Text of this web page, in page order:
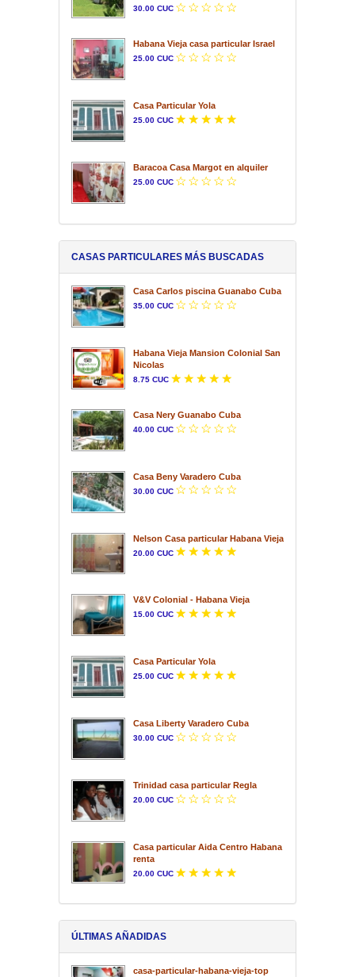
30.00 CUC
Habana Vieja casa particular Israel
25.00 CUC
Casa Particular Yola
25.00 CUC
Baracoa Casa Margot en alquiler
25.00 CUC
CASAS PARTICULARES MÁS BUSCADAS
Casa Carlos piscina Guanabo Cuba
35.00 CUC
Habana Vieja Mansion Colonial San
Nicolas
8.75 CUC
Casa Nery Guanabo Cuba
40.00 CUC
Casa Beny Varadero Cuba
30.00 CUC
Nelson Casa particular Habana Vieja
20.00 CUC
V&V Colonial - Habana Vieja
15.00 CUC
Casa Particular Yola
25.00 CUC
Casa Liberty Varadero Cuba
30.00 CUC
Trinidad casa particular Regla
20.00 CUC
Casa particular Aida Centro Habana
renta
20.00 CUC
ÚLTIMAS AÑADIDAS
casa-particular-habana-vieja-top